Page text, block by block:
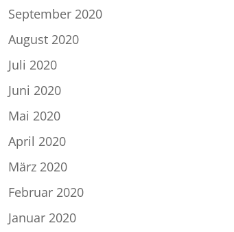
September 2020
August 2020
Juli 2020
Juni 2020
Mai 2020
April 2020
März 2020
Februar 2020
Januar 2020